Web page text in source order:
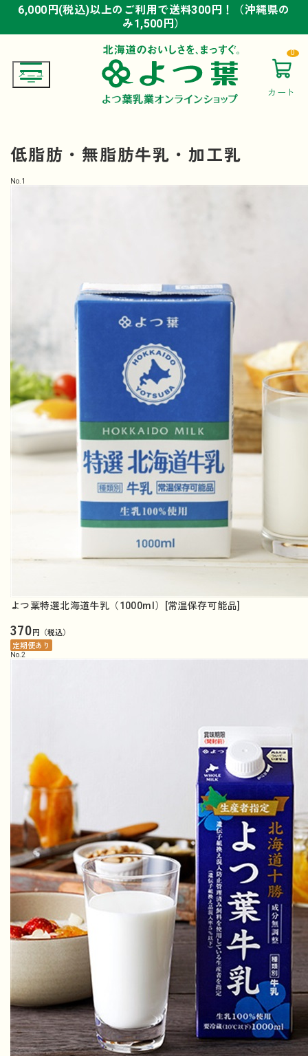
6,000円(税込)以上のご利用で送料300円！（沖縄県の
み1,500円）
6,000円(税込)以上のご利用で送料300円！（沖縄県の
み1,500円）
6,000円(税込)以上のご利用で送料300円！（沖縄県の
み1,500円）
カート
0
低脂肪・無脂肪牛乳・加工乳
No. 1
よつ葉特選北海道牛乳（1000ml）[常温保存可能品]
370円（税込）
定期便あり
No. 2